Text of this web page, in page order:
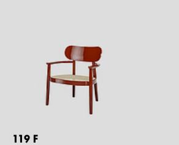
119 F